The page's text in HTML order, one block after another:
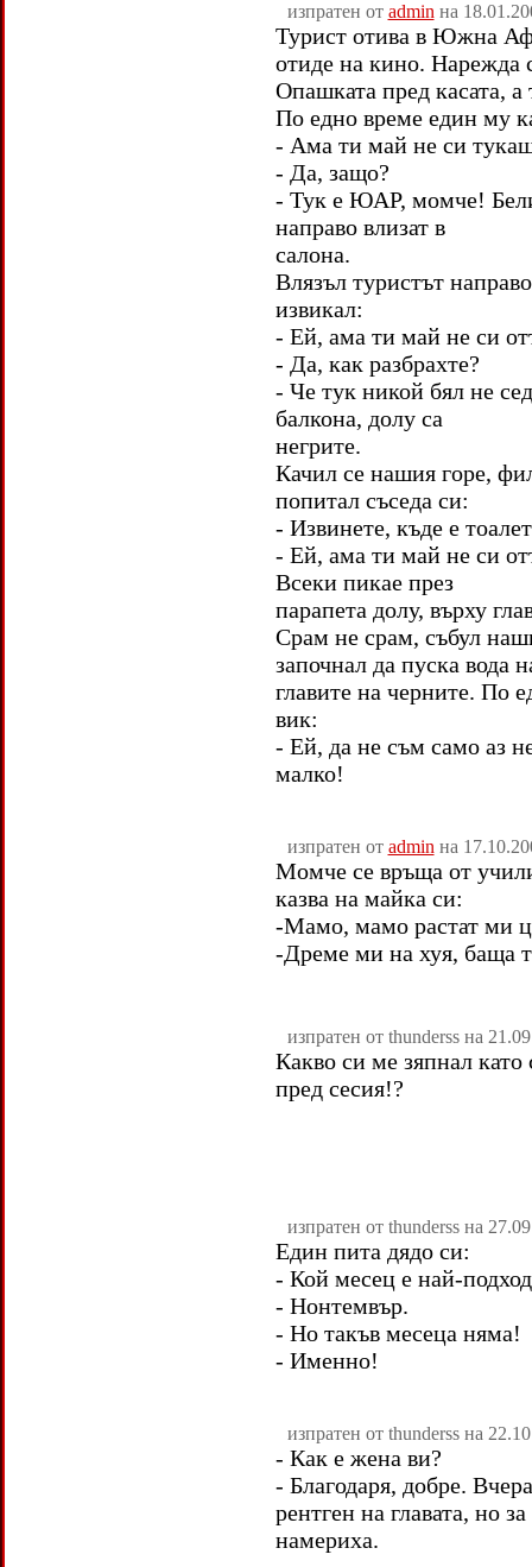
изпратен от admin на
Турист отива в Южна
отиде на кино. Нарежда
Опашката пред касата,
По едно време един му
- Ама ти май не си
- Да, защо?
- Тук е ЮАР, момче!
направо влизат в
салона.
Влязъл туристът
извикал:
- Ей, ама ти май не си
- Да, как разбрахте?
- Че тук никой бял не
балкона, долу са
негрите.
Качил се нашия горе,
попитал съседа си:
- Извинете, къде е
- Ей, ама ти май не си
Всеки пикае през
парапета долу, върху
Срам не срам, събул
започнал да пуска вода
главите на черните. По
вик:
- Ей, да не съм само аз
малко!
изпратен от admin на
Момче се връща от
казва на майка си:
-Мамо, мамо растат ми
-Дреме ми на хуя, баща
изпратен от thunderss на
Какво си ме зяпнал като
пред сесия!?
изпратен от thunderss на
Един пита дядо си:
- Кой месец е най-
- Нонтемвър.
- Но такъв месеца няма!
- Именно!
изпратен от thunderss на
- Как е жена ви?
- Благодаря, добре.
рентген на главата, но
намериха.